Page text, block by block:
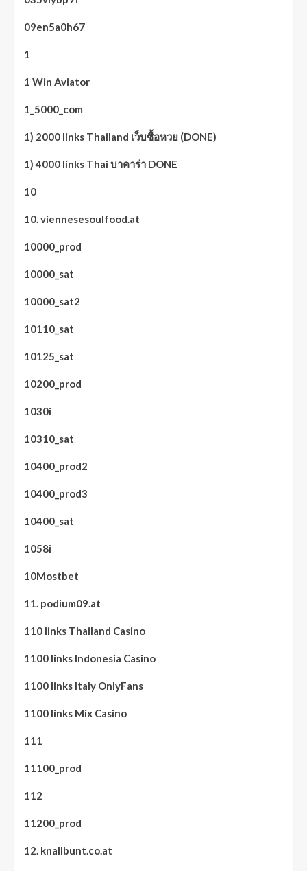
09en5a0h67
1
1 Win Aviator
1_5000_com
1) 2000 links Thailand เว็บซื้อหวย (DONE)
1) 4000 links Thai บาคาร่า DONE
10
10. viennesesoulfood.at
10000_prod
10000_sat
10000_sat2
10110_sat
10125_sat
10200_prod
1030i
10310_sat
10400_prod2
10400_prod3
10400_sat
1058i
10Mostbet
11. podium09.at
110 links Thailand Casino
1100 links Indonesia Casino
1100 links Italy OnlyFans
1100 links Mix Casino
111
11100_prod
112
11200_prod
12. knallbunt.co.at